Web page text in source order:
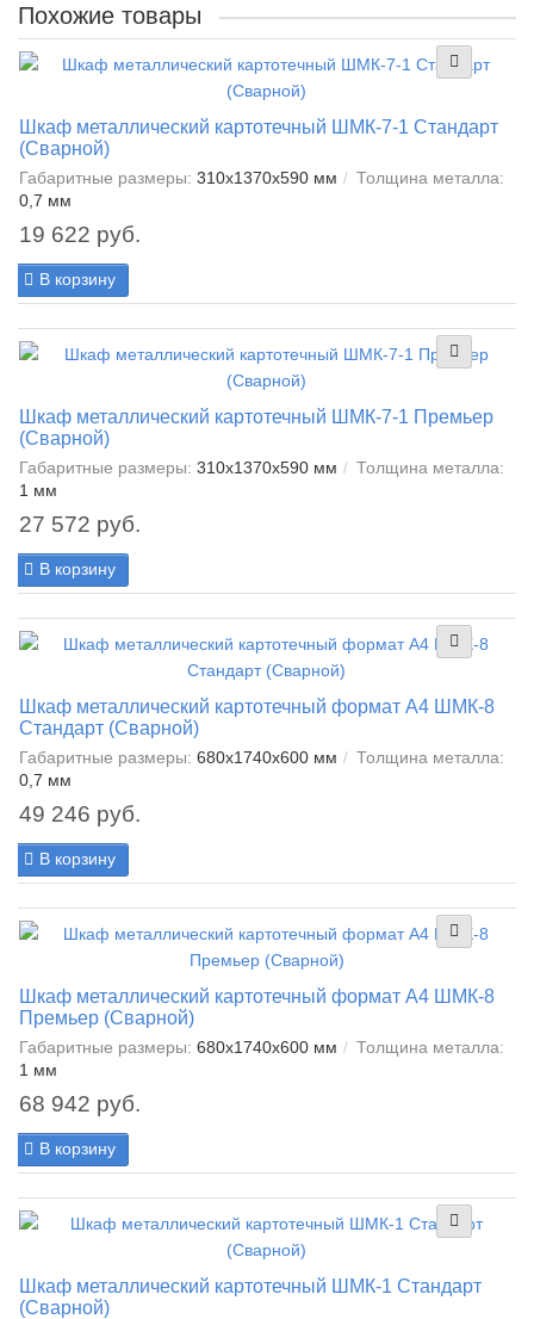
Похожие товары
Шкаф металлический картотечный ШМК-7-1 Стандарт
(Сварной)
Габаритные размеры: 310x1370x590 мм
Толщина металла:
0,7 мм
19 622 руб.
В корзину
Шкаф металлический картотечный ШМК-7-1 Премьер
(Сварной)
Габаритные размеры: 310x1370x590 мм
Толщина металла:
1 мм
27 572 руб.
В корзину
Шкаф металлический картотечный формат А4 ШМК-8
Стандарт (Сварной)
Габаритные размеры: 680x1740x600 мм
Толщина металла:
0,7 мм
49 246 руб.
В корзину
Шкаф металлический картотечный формат А4 ШМК-8
Премьер (Сварной)
Габаритные размеры: 680x1740x600 мм
Толщина металла:
1 мм
68 942 руб.
В корзину
Шкаф металлический картотечный ШМК-1 Стандарт
(Сварной)